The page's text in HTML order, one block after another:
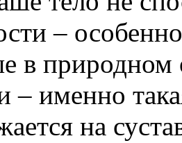
–
в природном
– именно
на